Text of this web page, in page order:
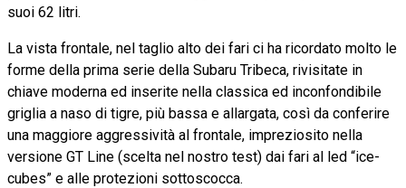
suoi 62 litri.
La vista frontale, nel taglio alto dei fari ci ha ricordato molto le
forme della prima serie della Subaru Tribeca, rivisitate in
chiave moderna ed inserite nella classica ed inconfondibile
griglia a naso di tigre, più bassa e allargata, così da conferire
una maggiore aggressività al frontale, impreziosito nella
versione GT Line (scelta nel nostro test) dai fari al led “ice-
cubes” e alle protezioni sottoscocca.